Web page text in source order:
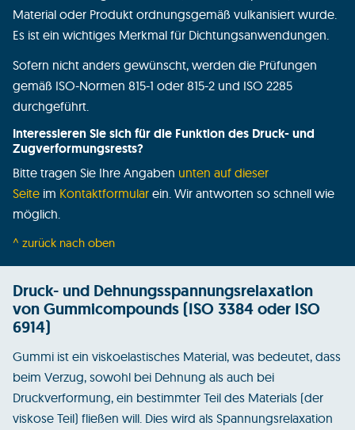
Material oder Produkt ordnungsgemäß vulkanisiert wurde.
Es ist ein wichtiges Merkmal für Dichtungsanwendungen.
Sofern nicht anders gewünscht, werden die Prüfungen
gemäß ISO-Normen 815-1 oder 815-2 und ISO 2285
durchgeführt.
Interessieren Sie sich für die Funktion des Druck- und
Zugverformungsrests?
Bitte tragen Sie Ihre Angaben unten auf dieser
Seite im Kontaktformular ein. Wir antworten so schnell wie
möglich.
^ zurück nach oben
Druck- und Dehnungsspannungsrelaxation
von Gummicompounds (ISO 3384 oder ISO
6914)
Gummi ist ein viskoelastisches Material, was bedeutet, dass
beim Verzug, sowohl bei Dehnung als auch bei
Druckverformung, ein bestimmter Teil des Materials (der
viskose Teil) fließen will. Dies wird als Spannungsrelaxation